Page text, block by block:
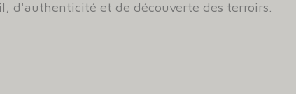
d'authenticité et de découverte des terroirs.